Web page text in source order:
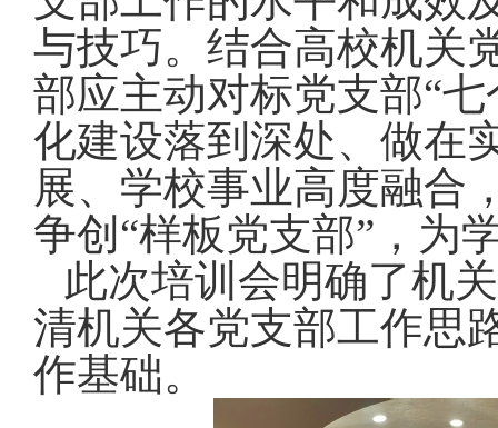
与技巧。结合高校机关
部应主动对标党支部“
化建设落到深处、做在
展、学校事业高度融合
争创“样板党支部”，为
此次培训会明确了机
清机关各党支部工作思
作基础。